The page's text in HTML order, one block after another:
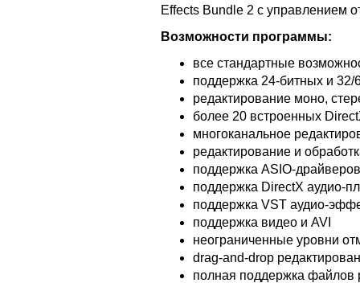
Effects Bundle 2 с управлением
Возможности программы:
все стандартные
поддержка 24-битных и
редактирование моно,
более 20 встроенных
многоканальное
редактирование и
поддержка ASIO-драйверов
поддержка DirectX аудио-
поддержка VST аудио-
поддержка видео и AVI
неограниченные уровни
drag-and-drop
полная поддержка файлов